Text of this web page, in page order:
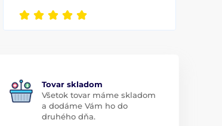
Tovar skladom
Všetok tovar máme skladom
a dodáme Vám ho do
druhého dňa.